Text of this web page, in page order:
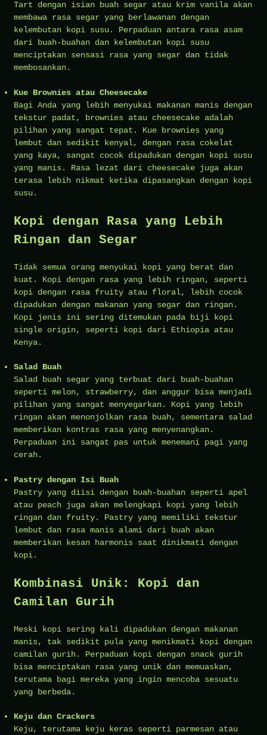
Tart dengan isian buah segar atau krim vanila akan
membawa rasa segar yang berlawanan dengan
kelembutan kopi susu. Perpaduan antara rasa asam
dari buah-buahan dan kelembutan kopi susu
menciptakan sensasi rasa yang segar dan tidak
membosankan.
Kue Brownies atau Cheesecake
Bagi Anda yang lebih menyukai makanan manis dengan
tekstur padat, brownies atau cheesecake adalah
pilihan yang sangat tepat. Kue brownies yang
lembut dan sedikit kenyal, dengan rasa cokelat
yang kaya, sangat cocok dipadukan dengan kopi susu
yang manis. Rasa lezat dari cheesecake juga akan
terasa lebih nikmat ketika dipasangkan dengan kopi
susu.
Kopi dengan Rasa yang Lebih
Ringan dan Segar
Tidak semua orang menyukai kopi yang berat dan
kuat. Kopi dengan rasa yang lebih ringan, seperti
kopi dengan rasa fruity atau floral, lebih cocok
dipadukan dengan makanan yang segar dan ringan.
Kopi jenis ini sering ditemukan pada biji kopi
single origin, seperti kopi dari Ethiopia atau
Kenya.
Salad Buah
Salad buah segar yang terbuat dari buah-buahan
seperti melon, strawberry, dan anggur bisa menjadi
pilihan yang sangat menyegarkan. Kopi yang lebih
ringan akan menonjolkan rasa buah, sementara salad
memberikan kontras rasa yang menyenangkan.
Perpaduan ini sangat pas untuk menemani pagi yang
cerah.
Pastry dengan Isi Buah
Pastry yang diisi dengan buah-buahan seperti apel
atau peach juga akan melengkapi kopi yang lebih
ringan dan fruity. Pastry yang memiliki tekstur
lembut dan rasa manis alami dari buah akan
memberikan kesan harmonis saat dinikmati dengan
kopi.
Kombinasi Unik: Kopi dan
Camilan Gurih
Meski kopi sering kali dipadukan dengan makanan
manis, tak sedikit pula yang menikmati kopi dengan
camilan gurih. Perpaduan kopi dengan snack gurih
bisa menciptakan rasa yang unik dan memuaskan,
terutama bagi mereka yang ingin mencoba sesuatu
yang berbeda.
Keju dan Crackers
Keju, terutama keju keras seperti parmesan atau